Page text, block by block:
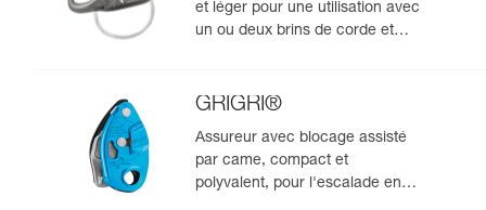
et léger pour une utilisation avec
un ou deux brins de corde et
GRIGRI®
Assureur avec blocage assisté
par came, compact et
polyvalent, pour l'escalade en